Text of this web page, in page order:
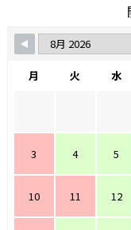
月 火 水
3 4 5
10 11 12